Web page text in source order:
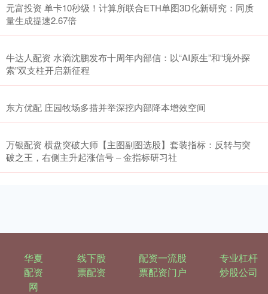
元富投资 单卡10秒级！计算所联合ETH单图3D化新研究：同质
量生成提速2.67倍
牛达人配资 水滴沈鹏发布十周年内部信：以“AI原生”和“境外探
索”双支柱开启新征程
东方优配 庄园牧场多措并举深挖内部降本增效空间
万银配资 横盘突破大师【主图副图选股】套装指标：反转与突
破之王，右侧主升起涨信号 – 金指标研习社
华夏
配资
网
线下股
票配资
配资一流股
票配资门户
专业杠杆
炒股公司